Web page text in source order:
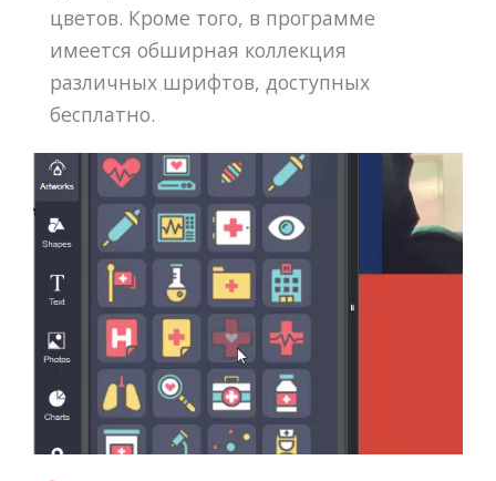
цветов. Кроме того, в программе
имеется обширная коллекция
различных шрифтов, доступных
бесплатно.